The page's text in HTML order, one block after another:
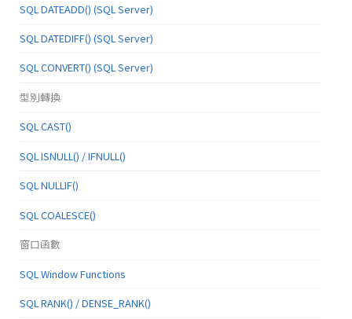
SQL DATEADD() (SQL Server)
SQL DATEDIFF() (SQL Server)
SQL CONVERT() (SQL Server)
型別轉換
SQL CAST()
SQL ISNULL() / IFNULL()
SQL NULLIF()
SQL COALESCE()
窗口函數
SQL Window Functions
SQL RANK() / DENSE_RANK()